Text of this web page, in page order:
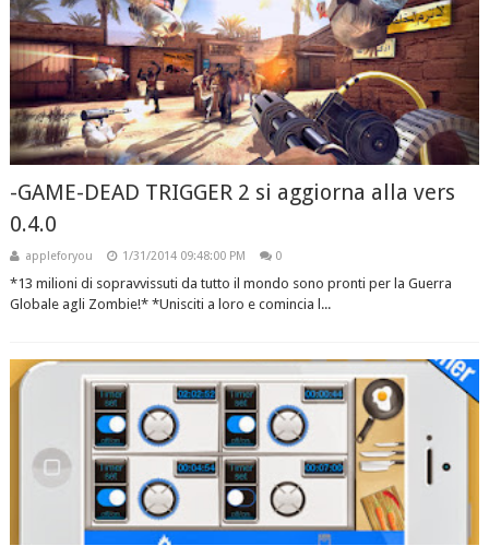
-GAME-DEAD TRIGGER 2 si aggiorna alla vers
0.4.0
appleforyou 1/31/2014 09:48:00 PM 0
*13 milioni di sopravvissuti da tutto il mondo sono pronti per la Guerra
Globale agli Zombie!* *Unisciti a loro e comincia l...